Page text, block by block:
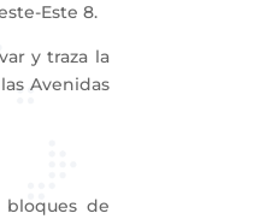
Este 8.
y traza la
Avenidas
de